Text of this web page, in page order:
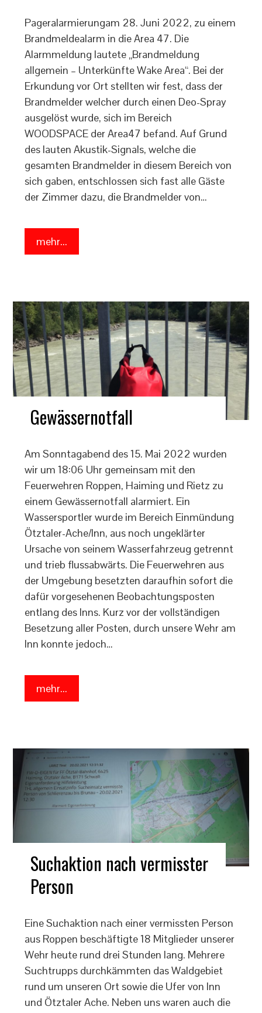
Pageralarmierungam 28. Juni 2022, zu einem
Brandmeldealarm in die Area 47. Die
Alarmmeldung lautete „Brandmeldung
allgemein – Unterkünfte Wake Area“. Bei der
Erkundung vor Ort stellten wir fest, dass der
Brandmelder welcher durch einen Deo-Spray
ausgelöst wurde, sich im Bereich
WOODSPACE der Area47 befand. Auf Grund
des lauten Akustik-Signals, welche die
gesamten Brandmelder in diesem Bereich von
sich gaben, entschlossen sich fast alle Gäste
der Zimmer dazu, die Brandmelder von…
mehr...
Gewässernotfall
Am Sonntagabend des 15. Mai 2022 wurden
wir um 18:06 Uhr gemeinsam mit den
Feuerwehren Roppen, Haiming und Rietz zu
einem Gewässernotfall alarmiert. Ein
Wassersportler wurde im Bereich Einmündung
Ötztaler-Ache/Inn, aus noch ungeklärter
Ursache von seinem Wasserfahrzeug getrennt
und trieb flussabwärts. Die Feuerwehren aus
der Umgebung besetzten daraufhin sofort die
dafür vorgesehenen Beobachtungsposten
entlang des Inns. Kurz vor der vollständigen
Besetzung aller Posten, durch unsere Wehr am
Inn konnte jedoch…
mehr...
Suchaktion nach vermisster
Person
Eine Suchaktion nach einer vermissten Person
aus Roppen beschäftigte 18 Mitglieder unserer
Wehr heute rund drei Stunden lang. Mehrere
Suchtrupps durchkämmten das Waldgebiet
rund um unseren Ort sowie die Ufer von Inn
und Ötztaler Ache. Neben uns waren auch die